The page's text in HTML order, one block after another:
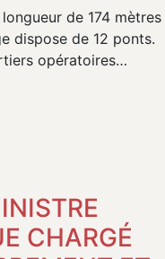
de 174 mètres
dispose de 12 ponts.
opératoires…
CHARGÉ